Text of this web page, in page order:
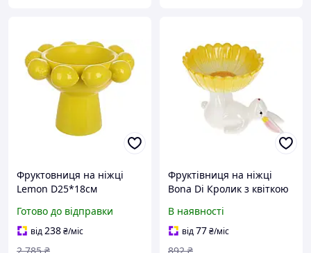
Фруктовниця на ніжці
Lemon D25*18см
Готово до відправки
від238₴/міс
Фруктівниця на ніжці
Bona Di Кролик з квіткою
4792740
В наявності
від77₴/міс